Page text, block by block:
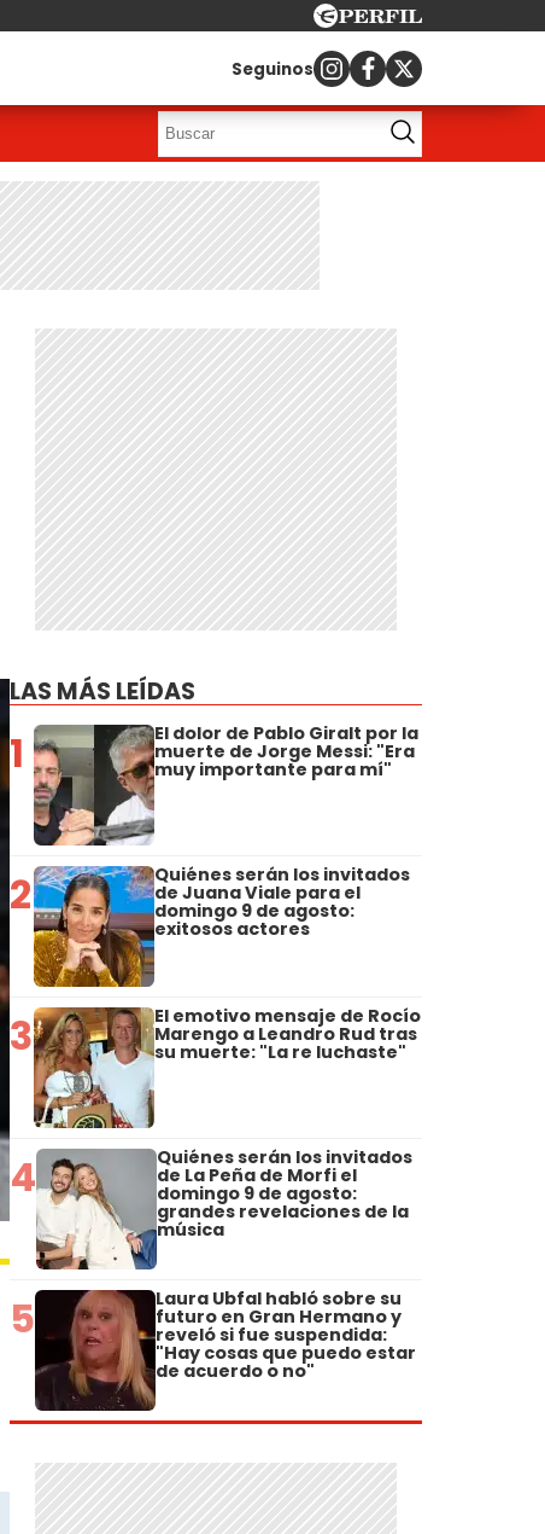
Seguinos
LAS MÁS LEÍDAS
1 El dolor de Pablo Giralt por la
muerte de Jorge Messi: "Era
muy importante para mí"
2 Quiénes serán los invitados
de Juana Viale para el
domingo 9 de agosto:
exitosos actores
3 El emotivo mensaje de Rocío
Marengo a Leandro Rud tras
su muerte: "La re luchaste"
4 Quiénes serán los invitados
de La Peña de Morfi el
domingo 9 de agosto:
grandes revelaciones de la
música
5 Laura Ubfal habló sobre su
futuro en Gran Hermano y
reveló si fue suspendida:
"Hay cosas que puedo estar
de acuerdo o no"